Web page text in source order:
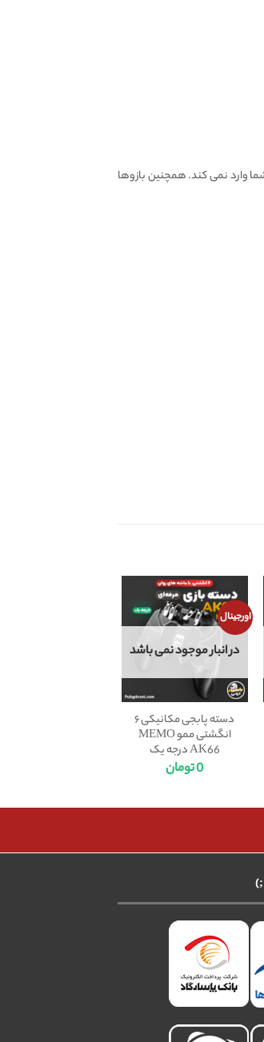
وارد نمی کند. همچنین بازوها
اورجینال
در انبار موجود نمی باشد
دسته پابجی مکانیکی ۶
انگشتی ممو MEMO
AK66 درجه یک
0تومان